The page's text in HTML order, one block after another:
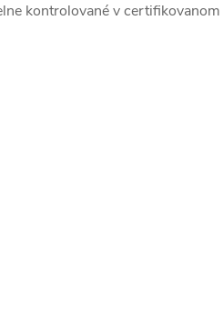
kontrolované v certifikovanom